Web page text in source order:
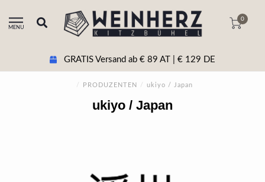
MENU
0
GRATIS Versand ab € 89 AT | € 129 DE
/ PRODUZENTEN / ukiyo / Japan
ukiyo / Japan